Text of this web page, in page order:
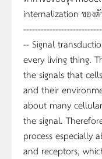
internalization ของ
-- Signal
every living thing.
the signals that
and their
about many
the signal.
process especially
and receptors,